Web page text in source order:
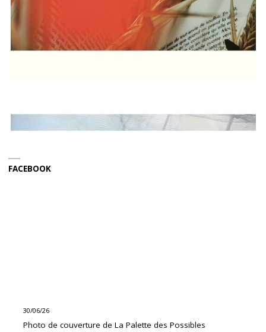
FACEBOOK
30/06/26
Photo de couverture de La Palette des Possibles